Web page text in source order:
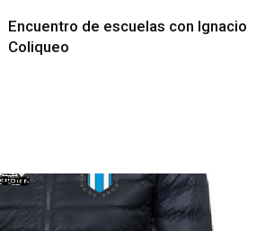
Encuentro de escuelas con Ignacio
Coliqueo